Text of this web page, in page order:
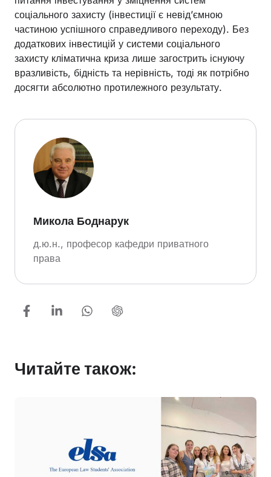
соціального захисту (інвестиції є невід’ємною
частиною успішного справедливого переходу). Без
додаткових інвестицій у системи соціального
захисту кліматична криза лише загострить існуючу
вразливість, бідність та нерівність, тоді як потрібно
досягти абсолютно протилежного результату.
Микола Боднарук
д.ю.н., професор кафедри приватного
права
Читайте також: